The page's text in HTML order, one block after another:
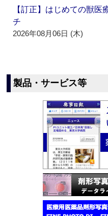
【訂正】はじめての獣
チ
2026年08月06日 (木)
製品・サービス等